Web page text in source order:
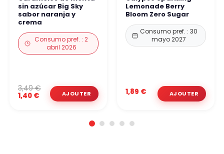
sin azúcar Big Sky
sabor naranja y
crema
Consumo pref. : 2
abril 2026
1,40 €
3,49 €
Lemonade Berry
Bloom Zero Sugar
Consumo pref. : 30
mayo 2027
1,89 €